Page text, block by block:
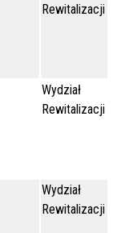
Rewitalizacji
Wydział
Rewitalizacji
Wydział
Rewitalizacji